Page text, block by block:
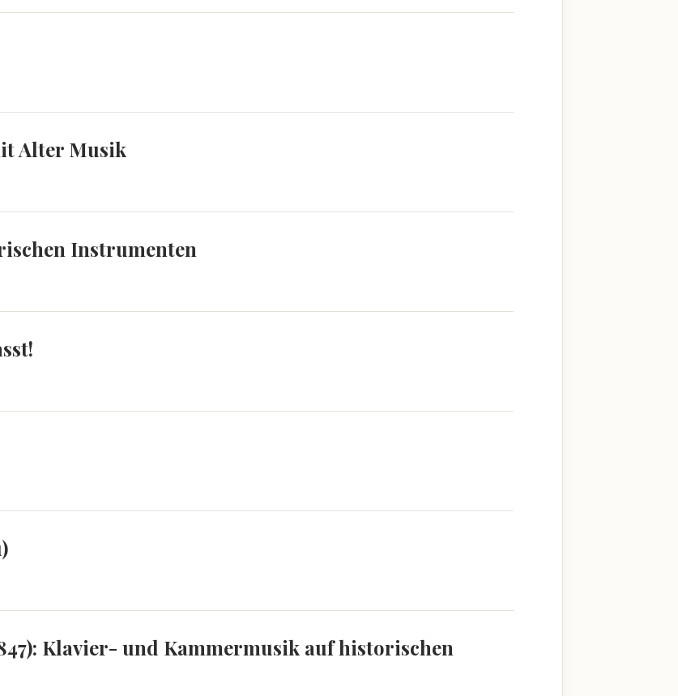
Alter Musik
Instrumenten
Klavier- und Kammermusik auf historischen